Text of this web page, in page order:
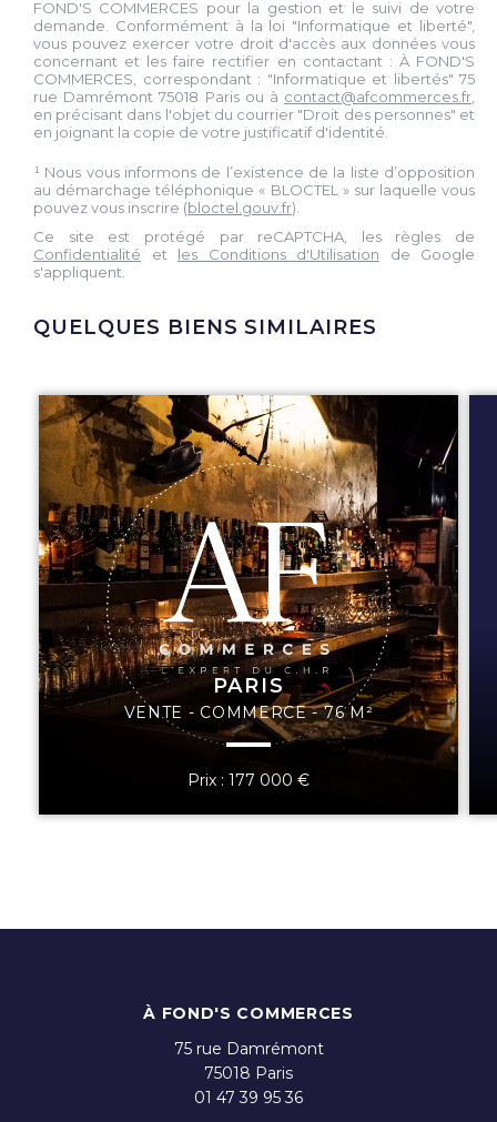
FOND'S COMMERCES pour la gestion et le suivi de votre
demande. Conformément à la loi "Informatique et liberté",
vous pouvez exercer votre droit d'accès aux données vous
concernant et les faire rectifier en contactant : À FOND'S
COMMERCES, correspondant : "Informatique et libertés" 75
rue Damrémont 75018 Paris ou à contact@afcommerces.fr
en précisant dans l'objet du courrier "Droit des personnes" et
en joignant la copie de votre justificatif d'identité.
¹ Nous vous informons de l’existence de la liste d’opposition
au démarchage téléphonique « BLOCTEL » sur laquelle vous
pouvez vous inscrire (bloctel.gouv.fr).
Ce site est protégé par reCAPTCHA, les règles de
Confidentialité et les Conditions d'Utilisation de Google
s'appliquent.
QUELQUES BIENS SIMILAIRES
PARIS
VENTE - COMMERCE - 76 M²
Prix : 177 000 €
À FOND'S COMMERCES
75 rue Damrémont
75018 Paris
01 47 39 95 36